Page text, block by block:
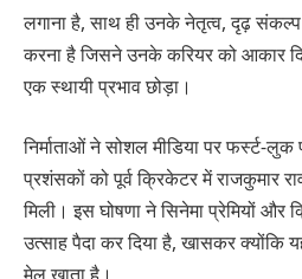
लगाना है, साथ ही उनके नेतृत्व, दृढ़
करना है जिसने उनके करियर को आकार
एक स्थायी प्रभाव छोड़ा।
निर्माताओं ने सोशल मीडिया पर फर्स्ट-
प्रशंसकों को पूर्व क्रिकेटर में राजकुमार
मिली। इस घोषणा ने सिनेमा प्रेमियों और
उत्साह पैदा कर दिया है, खासकर क्योंकि